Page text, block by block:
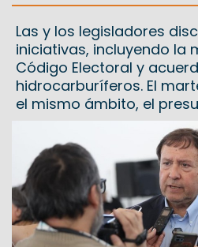
Las y los legisladores
iniciativas, incluyendo la
Código Electoral y
hidrocarburíferos. El
el mismo ámbito, el